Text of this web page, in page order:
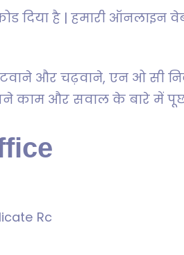
दिया है | हमारी ऑनलाइन
हटवाने और चढ़वाने, एन ओ सी
काम और सवाल के बारे में
Rc